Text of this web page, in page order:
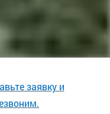
заявку и